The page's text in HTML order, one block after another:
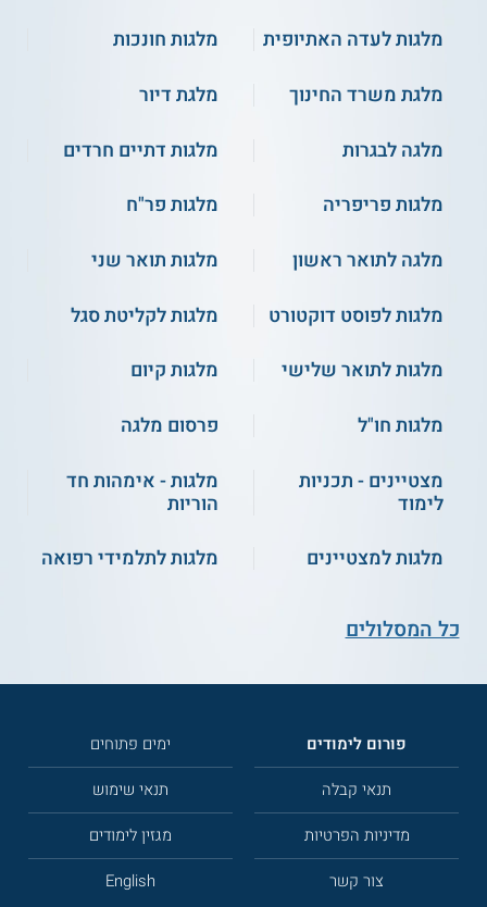
מלגות לעדה האתיופית
מלגות חונכות
מלגת משרד החינוך
מלגת דיור
מלגה לבגרות
מלגות דתיים חרדים
מלגות פריפריה
מלגות פר"ח
מלגה לתואר ראשון
מלגות תואר שני
מלגות לפוסט דוקטורט
מלגות לקליטת סגל
מלגות לתואר שלישי
מלגות קיום
מלגות חו"ל
פרסום מלגה
מצטיינים - תכניות
לימוד
מלגות - אימהות חד
הוריות
מלגות למצטיינים
מלגות לתלמידי רפואה
כל המסלולים
פורום לימודים
ימים פתוחים
תנאי קבלה
תנאי שימוש
מדיניות הפרטיות
מגזין לימודים
צור קשר
English